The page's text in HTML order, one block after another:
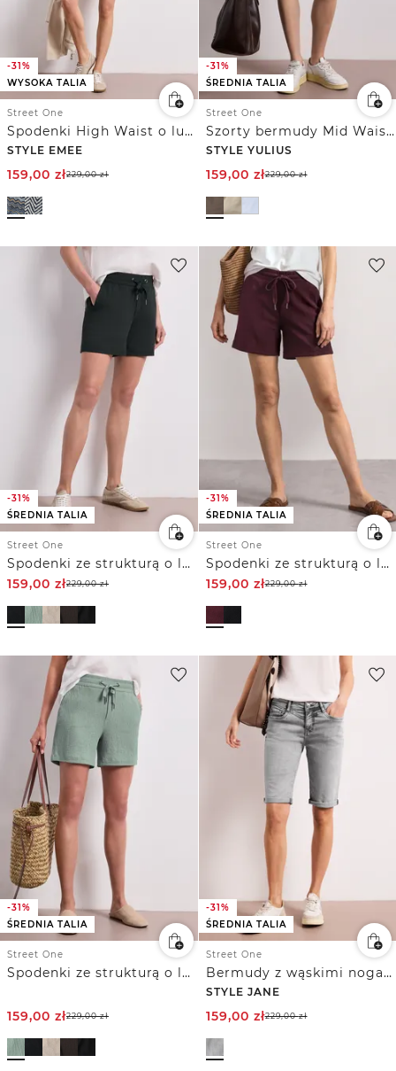
-31%
WYSOKA TALIA
Street One
Spodenki High Waist o luźnym kroju z nadrukiem
STYLE EMEE
159,00 zł229,00zł
-31%
ŚREDNIA TALIA
Street One
Szorty bermudy Mid Waist o satynowym wyglądzie
STYLE YULIUS
159,00 zł229,00zł
-31%
ŚREDNIA TALIA
Street One
Spodenki ze strukturą o luźnym kroju Loose Fit
159,00 zł229,00zł
-31%
ŚREDNIA TALIA
Street One
Spodenki ze strukturą o luźnym kroju Loose Fit
159,00 zł229,00zł
-31%
ŚREDNIA TALIA
Street One
Spodenki ze strukturą o luźnym kroju Loose Fit
159,00 zł229,00zł
-31%
ŚREDNIA TALIA
Street One
Bermudy z wąskimi nogawkami i wywiniętymi detalami
STYLE JANE
159,00 zł229,00zł